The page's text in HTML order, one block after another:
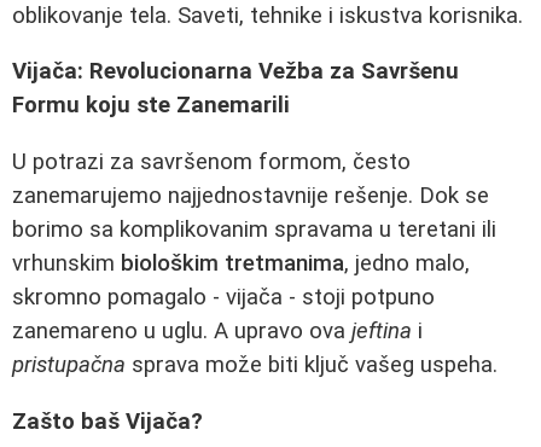
oblikovanje tela. Saveti, tehnike i iskustva korisnika.
Vijača: Revolucionarna Vežba za Savršenu
Formu koju ste Zanemarili
U potrazi za savršenom formom, često
zanemarujemo najjednostavnije rešenje. Dok se
borimo sa komplikovanim spravama u teretani ili
vrhunskim biološkim tretmanima, jedno malo,
skromno pomagalo - vijača - stoji potpuno
zanemareno u uglu. A upravo ova jeftina i
pristupačna sprava može biti ključ vašeg uspeha.
Zašto baš Vijača?